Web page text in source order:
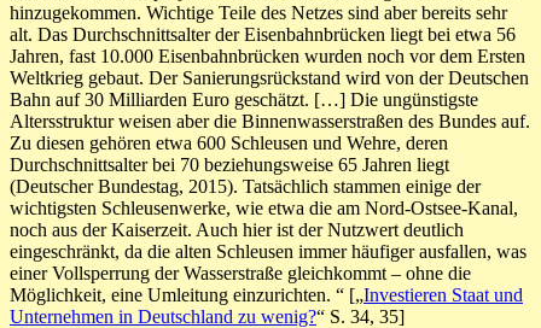
hinzugekommen. Wichtige Teile des Netzes sind aber bereits sehr
alt. Das Durchschnittsalter der Eisenbahnbrücken liegt bei etwa 56
Jahren, fast 10.000 Eisenbahnbrücken wurden noch vor dem Ersten
Weltkrieg gebaut. Der Sanierungsrückstand wird von der Deutschen
Bahn auf 30 Milliarden Euro geschätzt. […] Die ungünstigste
Altersstruktur weisen aber die Binnenwasserstraßen des Bundes auf.
Zu diesen gehören etwa 600 Schleusen und Wehre, deren
Durchschnittsalter bei 70 beziehungsweise 65 Jahren liegt
(Deutscher Bundestag, 2015). Tatsächlich stammen einige der
wichtigsten Schleusenwerke, wie etwa die am Nord-Ostsee-Kanal,
noch aus der Kaiserzeit. Auch hier ist der Nutzwert deutlich
eingeschränkt, da die alten Schleusen immer häufiger ausfallen, was
einer Vollsperrung der Wasserstraße gleichkommt – ohne die
Möglichkeit, eine Umleitung einzurichten. “ [„Investieren Staat und
Unternehmen in Deutschland zu wenig?“ S. 34, 35]